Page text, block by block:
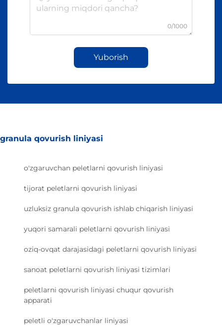
0/1000
Yuborish
granula qovurish liniyasi
o'zgaruvchan peletlarni qovurish liniyasi
tijorat peletlarni qovurish liniyasi
uzluksiz granula qovurish ishlab chiqarish liniyasi
yuqori samarali peletlarni qovurish liniyasi
oziq-ovqat darajasidagi peletlarni qovurish liniyasi
sanoat peletlarni qovurish liniyasi tizimlari
peletlarni qovurish liniyasi chuqur qovurish
apparati
peletli o'zgaruvchanlar liniyasi